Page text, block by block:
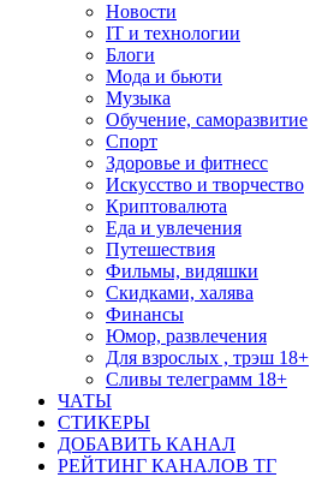
Новости
IT и технологии
Блоги
Мода и бьюти
Музыка
Обучение, саморазвитие
Спорт
Здоровье и фитнесс
Искусство и творчество
Криптовалюта
Еда и увлечения
Путешествия
Фильмы, видяшки
Скидками, халява
Финансы
Юмор, развлечения
Для взрослых , трэш 18+
Сливы телеграмм 18+
ЧАТЫ
СТИКЕРЫ
ДОБАВИТЬ КАНАЛ
РЕЙТИНГ КАНАЛОВ ТГ